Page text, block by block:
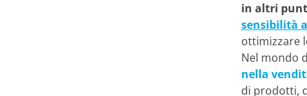
in altri
sensibilità
ottimizzare
Nel mondo
nella
di prodotti,